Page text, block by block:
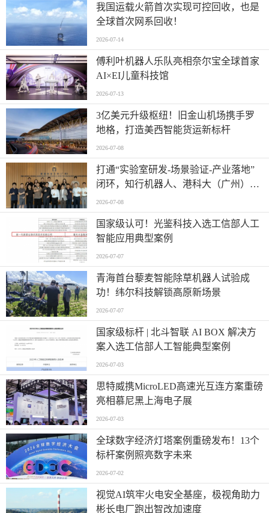
我国运载火箭首次实现可控回收，也是
全球首次网系回收！
2026-07-14
傅利叶机器人乐队亮相奈尔宝全球首家
AI×EI儿童科技馆
2026-07-13
​3亿美元升级枢纽！旧金山机场携手罗
地格，打造美西智能货运新标杆
2026-07-08
打通“实验室研发-场景验证-产业落地”
闭环，知行机器人、港科大（广州）、
北京粤电三方联合解锁城市服务机器人
规模化应用
2026-07-08
国家级认可！光鉴科技入选工信部人工
智能应用典型案例
2026-07-07
青海首台藜麦智能除草机器人试验成
功！纬尔科技解锁高原新场景
2026-07-07
国家级标杆 | 北斗智联 AI BOX 解决方
案入选工信部人工智能典型案例
2026-07-03
思特威携MicroLED高速光互连方案重磅
亮相慕尼黑上海电子展
2026-07-03
全球数字经济灯塔案例重磅发布！13个
标杆案例照亮数字未来
2026-07-02
视觉AI筑牢火电安全基座，极视角助力
彬长电厂跑出智改加速度